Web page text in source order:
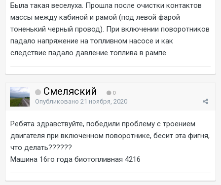
Была такая веселуха. Прошла после очистки контактов
массы между кабиной и рамой (под левой фарой
тоненький черный провод). При включении поворотников
падало напряжение на топливном насосе и как
следствие падало давление топлива в рампе.
Смеляский 0
Опубликовано 21 ноября, 2020
Ребята здравствуйте, победили проблему с троением
двигателя при включенном поворотнике, бесит эта фигня,
что делать??????
Машина 16го года биотопливная 4216